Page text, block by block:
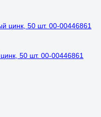
50 шт. 00-00446861